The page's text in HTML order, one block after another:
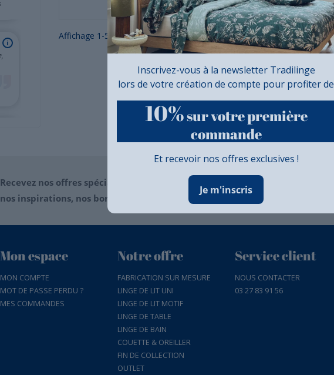
Affichage 1-5 de 5 article(s)
Recevez nos offres spéciales
nos inspirations, nos bons plans...
Mon espace
MON COMPTE
MOT DE PASSE PERDU ?
MES COMMANDES
Notre offre
FABRICATION SUR MESURE
LINGE DE LIT UNI
LINGE DE LIT MOTIF
LINGE DE TABLE
LINGE DE BAIN
COUETTE & OREILLER
FIN DE COLLECTION
OUTLET
Service client
NOUS CONTACTER
03 27 83 91 56
Inscrivez-vous à la newsletter Tradilinge
lors de votre création de compte pour profiter de
10%sur votre première
commande
Et recevoir nos offres exclusives !
Je m'inscris